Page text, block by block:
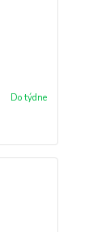
Do týdne